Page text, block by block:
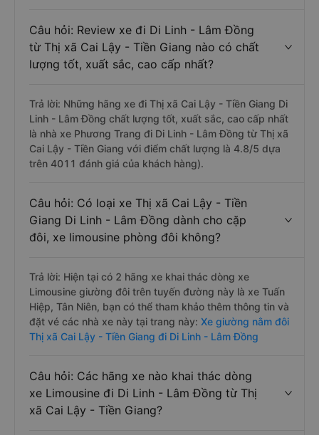
Câu hỏi: Review xe đi Di Linh - Lâm Đồng
từ Thị xã Cai Lậy - Tiền Giang nào có chất
lượng tốt, xuất sắc, cao cấp nhất?
Trả lời: Những hãng xe đi Thị xã Cai Lậy - Tiền Giang Di
Linh - Lâm Đồng chất lượng tốt, xuất sắc, cao cấp nhất
là nhà xe Phương Trang đi Di Linh - Lâm Đồng từ Thị xã
Cai Lậy - Tiền Giang với điểm chất lượng là 4.8/5 dựa
trên 4011 đánh giá của khách hàng).
Câu hỏi: Có loại xe Thị xã Cai Lậy - Tiền
Giang Di Linh - Lâm Đồng dành cho cặp
đôi, xe limousine phòng đôi không?
Trả lời: Hiện tại có 2 hãng xe khai thác dòng xe
Limousine giường đôi trên tuyến đường này là xe Tuấn
Hiệp, Tân Niên, bạn có thể tham khảo thêm thông tin và
đặt vé các nhà xe này tại trang này: Xe giường nằm đôi
Thị xã Cai Lậy - Tiền Giang đi Di Linh - Lâm Đồng
Câu hỏi: Các hãng xe nào khai thác dòng
xe Limousine đi Di Linh - Lâm Đồng từ Thị
xã Cai Lậy - Tiền Giang?